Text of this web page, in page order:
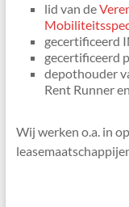
lid van de
gecertificeerd
gecertificeerd
depothouder
Rent Runner
Wij werken o.a. in